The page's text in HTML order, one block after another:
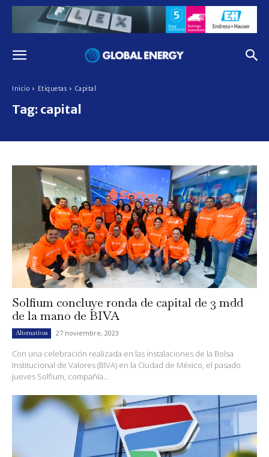
Inicio Etiquetas Capital
Tag: capital
Solfium concluye ronda de capital de 3 mdd
de la mano de BIVA
Alternativas 27 noviembre, 2023
Con una celebración realizada en las instalaciones de la Bolsa
Institucional de Valores (BIVA) en la Ciudad de México, el pasado
jueves Solfium, compañía...